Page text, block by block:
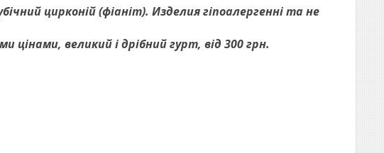
цирконій (фіаніт). Изделия гіпоалергенні та не
цінами, великий і дрібний гурт, від 300 грн.